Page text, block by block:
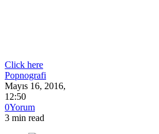
Click here
Popnografi
Mayıs 16, 2016,
12:50
0Yorum
3 min read